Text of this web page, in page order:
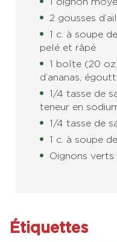
2 gousses
1 c. à soupe
pelé et râpé
1 boîte (20
d’ananas,
1/4 tasse de
teneur en
1/4 tasse de
1 c. à soupe
Oignons
Étiquettes